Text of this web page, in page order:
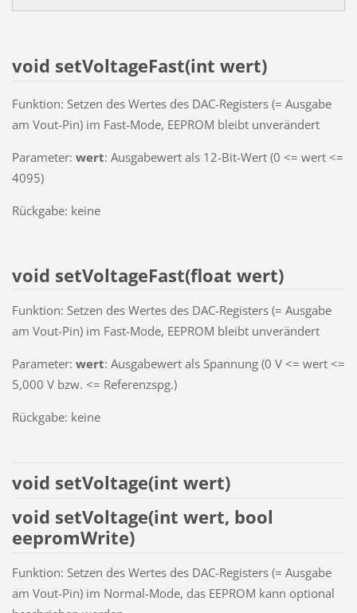
void setVoltageFast(int wert)
Funktion: Setzen des Wertes des DAC-Registers (= Ausgabe
am Vout-Pin) im Fast-Mode, EEPROM bleibt unverändert
Parameter: wert: Ausgabewert als 12-Bit-Wert (0 <= wert <=
4095)
Rückgabe: keine
void setVoltageFast(float wert)
Funktion: Setzen des Wertes des DAC-Registers (= Ausgabe
am Vout-Pin) im Fast-Mode, EEPROM bleibt unverändert
Parameter: wert: Ausgabewert als Spannung (0 V <= wert <=
5,000 V bzw. <= Referenzspg.)
Rückgabe: keine
void setVoltage(int wert)
void setVoltage(int wert, bool
eepromWrite)
Funktion: Setzen des Wertes des DAC-Registers (= Ausgabe
am Vout-Pin) im Normal-Mode, das EEPROM kann optional